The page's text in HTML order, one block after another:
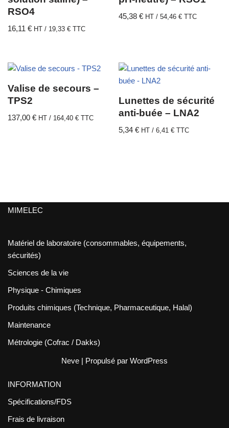
RSO4
16,11 € HT / 19,33 € TTC
45,38€ HT /54,46€ TTC
Valise de secours –
TPS2
137,00 € HT / 164,40 € TTC
Lunettes de sécurité
anti-buée – LNA2
5,34€ HT /6,41€ TTC
MIMELEC
Matériel de laboratoire (consommables, équipements,
sécurités)
Sciences de la vie
Physique - Chimiques
Produits chimiques (Technique, Pharmaceutique, Halal)
Maintenance
Métrologie (Cofrac / Dakks)
Neve | Propulsé par WordPress
INFORMATION
Spécifications/FDS
Frais de livraison